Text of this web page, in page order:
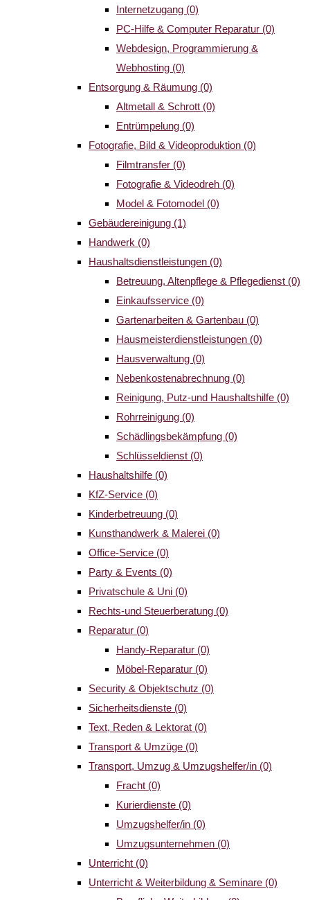
Internetzugang (0)
PC-Hilfe & Computer Reparatur (0)
Webdesign, Programmierung &
Webhosting (0)
Entsorgung & Räumung (0)
Altmetall & Schrott (0)
Entrümpelung (0)
Fotografie, Bild & Videoproduktion (0)
Filmtransfer (0)
Fotografie & Videodreh (0)
Model & Fotomodel (0)
Gebäudereinigung (1)
Handwerk (0)
Haushaltsdienstleistungen (0)
Betreuung, Altenpflege & Pflegedienst (0)
Einkaufsservice (0)
Gartenarbeiten & Gartenbau (0)
Hausmeisterdienstleistungen (0)
Hausverwaltung (0)
Nebenkostenabrechnung (0)
Reinigung, Putz-und Haushaltshilfe (0)
Rohrreinigung (0)
Schädlingsbekämpfung (0)
Schlüsseldienst (0)
Haushaltshilfe (0)
KfZ-Service (0)
Kinderbetreuung (0)
Kunsthandwerk & Malerei (0)
Office-Service (0)
Party & Events (0)
Privatschule & Uni (0)
Rechts-und Steuerberatung (0)
Reparatur (0)
Handy-Reparatur (0)
Möbel-Reparatur (0)
Security & Objektschutz (0)
Sicherheitsdienste (0)
Text, Reden & Lektorat (0)
Transport & Umzüge (0)
Transport, Umzug & Umzugshelfer/in (0)
Fracht (0)
Kurierdienste (0)
Umzugshelfer/in (0)
Umzugsunternehmen (0)
Unterricht (0)
Unterricht & Weiterbildung & Seminare (0)